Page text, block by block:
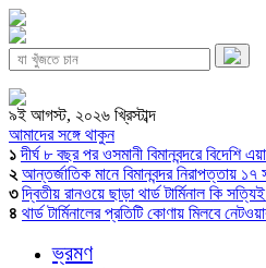
৯ই আগস্ট, ২০২৬ খ্রিস্টাব্দ
আমাদের সঙ্গে থাকুন
১ দীর্ঘ ৮ বছর পর ওসমানী বিমানবন্দরে বিদেশি
২ আন্তর্জাতিক মানে বিমানবন্দর নিরাপত্তায়
৩ দ্বিতীয় রানওয়ে ছাড়া থার্ড টার্মিনাল কি
৪ থার্ড টার্মিনালের প্রতিটি কোণায় মিলবে
ভ্রমণ